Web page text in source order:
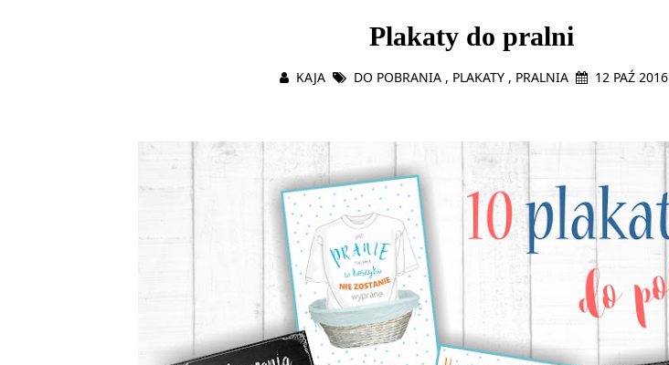
Plakaty do pralni
KAJA DO POBRANIA , PLAKATY , PRALNIA 12 PAŹ 2016